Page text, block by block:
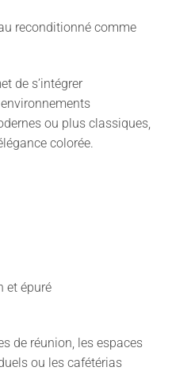
reconditionné comme
de s’intégrer
ou plus classiques,
colorée.
et épuré
de réunion, les espaces
ou les cafétérias